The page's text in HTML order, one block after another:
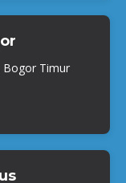
Bogor Timur